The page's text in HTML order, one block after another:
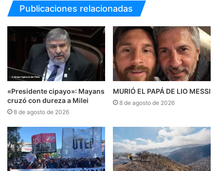
Publicaciones relacionadas
«Presidente cipayo»: Mayans
cruzó con dureza a Milei
8 de agosto de 2026
MURIÓ EL PAPÁ DE LIO MESSI
8 de agosto de 2026